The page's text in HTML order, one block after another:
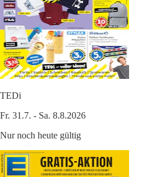
TEDi
Fr. 31.7. - Sa. 8.8.2026
Nur noch heute gültig